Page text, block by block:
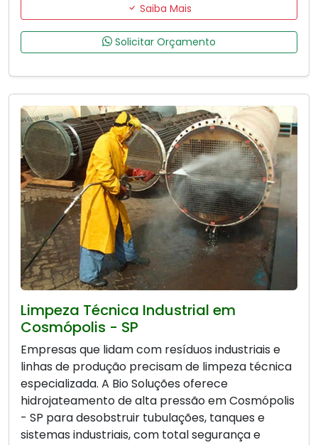
Saiba Mais
Solicitar Orçamento
Limpeza Técnica Industrial em
Cosmópolis - SP
Empresas que lidam com resíduos industriais e
linhas de produção precisam de limpeza técnica
especializada. A Bio Soluções oferece
hidrojateamento de alta pressão em Cosmópolis
- SP para desobstruir tubulações, tanques e
sistemas industriais, com total segurança e